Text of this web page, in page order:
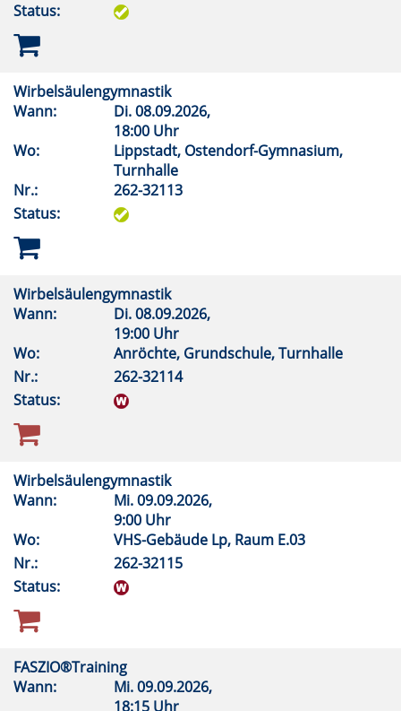
Status:
Wirbelsäulengymnastik
Wann:
Di.08.09.2026,
18:00 Uhr
Wo:
Lippstadt, Ostendorf-Gymnasium,
Turnhalle
Nr.:
262-32113
Status:
Wirbelsäulengymnastik
Wann:
Di.08.09.2026,
19:00 Uhr
Wo:
Anröchte, Grundschule, Turnhalle
Nr.:
262-32114
Status:
Wirbelsäulengymnastik
Wann:
Mi.09.09.2026,
9:00 Uhr
Wo:
VHS-Gebäude Lp, Raum E.03
Nr.:
262-32115
Status:
FASZIO®Training
Wann:
Mi.09.09.2026,
18:15 Uhr